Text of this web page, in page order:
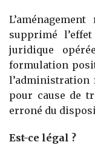
supprimé
juridique
formulation
l’administration
pour cause de
erroné du
Est-ce légal ?